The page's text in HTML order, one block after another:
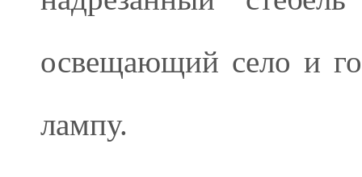
освещающий село и
лампу.